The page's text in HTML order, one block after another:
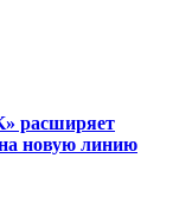
расширяет
новую линию